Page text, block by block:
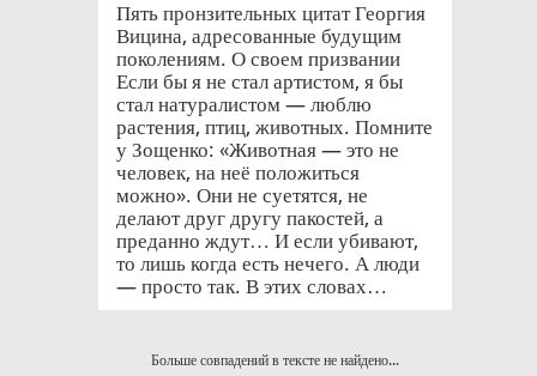
Пять пронзительных цитат Георгия
Вицина, адресованные будущим
поколениям. О своем призвании
Если бы я не стал артистом, я бы
стал натуралистом — люблю
растения, птиц, животных. Помните
у Зощенко: «Животная — это не
человек, на неё положиться
можно». Они не суетятся, не
делают друг другу пакостей, а
преданно ждут… И если убивают,
то лишь когда есть нечего. А люди
— просто так. В этих словах…
Больше совпадений в тексте не найдено...